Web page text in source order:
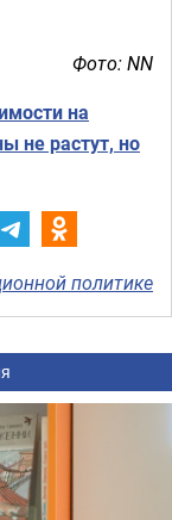
Фото: NN
на
не растут, но
политике